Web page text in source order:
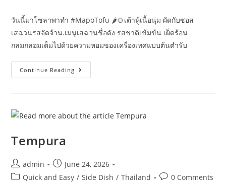
วันนี้มาโซลาพาทำ #MapoTofu 🌶️🍲เต้าหู้เนื้อนุ่ม ผัดกับซอส
เสฉวนรสจัดจ้าน.เมนูเสฉวนชื่อดัง รสชาติเข้มข้น เผ็ดร้อน
กลมกล่อมเต็มไปด้วยความหอมของเครื่องเทศแบบต้นตำรับ
Continue Reading Mapo
Tofu
Tempura
Post
author:
admin
Post
published:
June 24, 2026
PostQuick and Easy / Side Dish / Thailand
Post0 Comments